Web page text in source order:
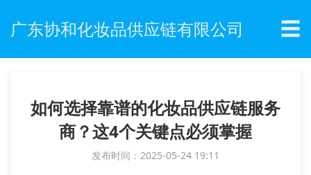
广东协和化妆品供应链有限公司 ☰
如何选择靠谱的化妆品供应链服务
商？这4个关键点必须掌握
发布时间：2025-05-24 19:11